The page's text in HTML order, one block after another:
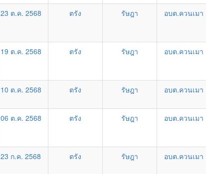
23 ต.ค. 2568
ตรัง รัษฎา อบต.ควนเมา
19 ต.ค. 2568
ตรัง รัษฎา อบต.ควนเมา
10 ต.ค. 2568
ตรัง รัษฎา อบต.ควนเมา
06 ต.ค. 2568
ตรัง รัษฎา อบต.ควนเมา
23 ก.ค. 2568
ตรัง รัษฎา อบต.ควนเมา